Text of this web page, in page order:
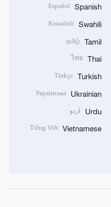
Spanish
Español
Swahili
Kiswahili
Tamil
தமிழ்
Thai
ไทย
Turkish
Türkçe
Ukrainian
Українська
Urdu اردو
Vietnamese
Tiếng Việt